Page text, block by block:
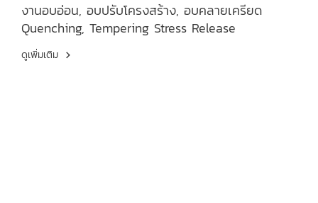
งานอบอ่อน, อบปรับโครงสร้าง, อบคลายเครียด
Quenching, Tempering Stress Release
ดูเพิ่มเติม